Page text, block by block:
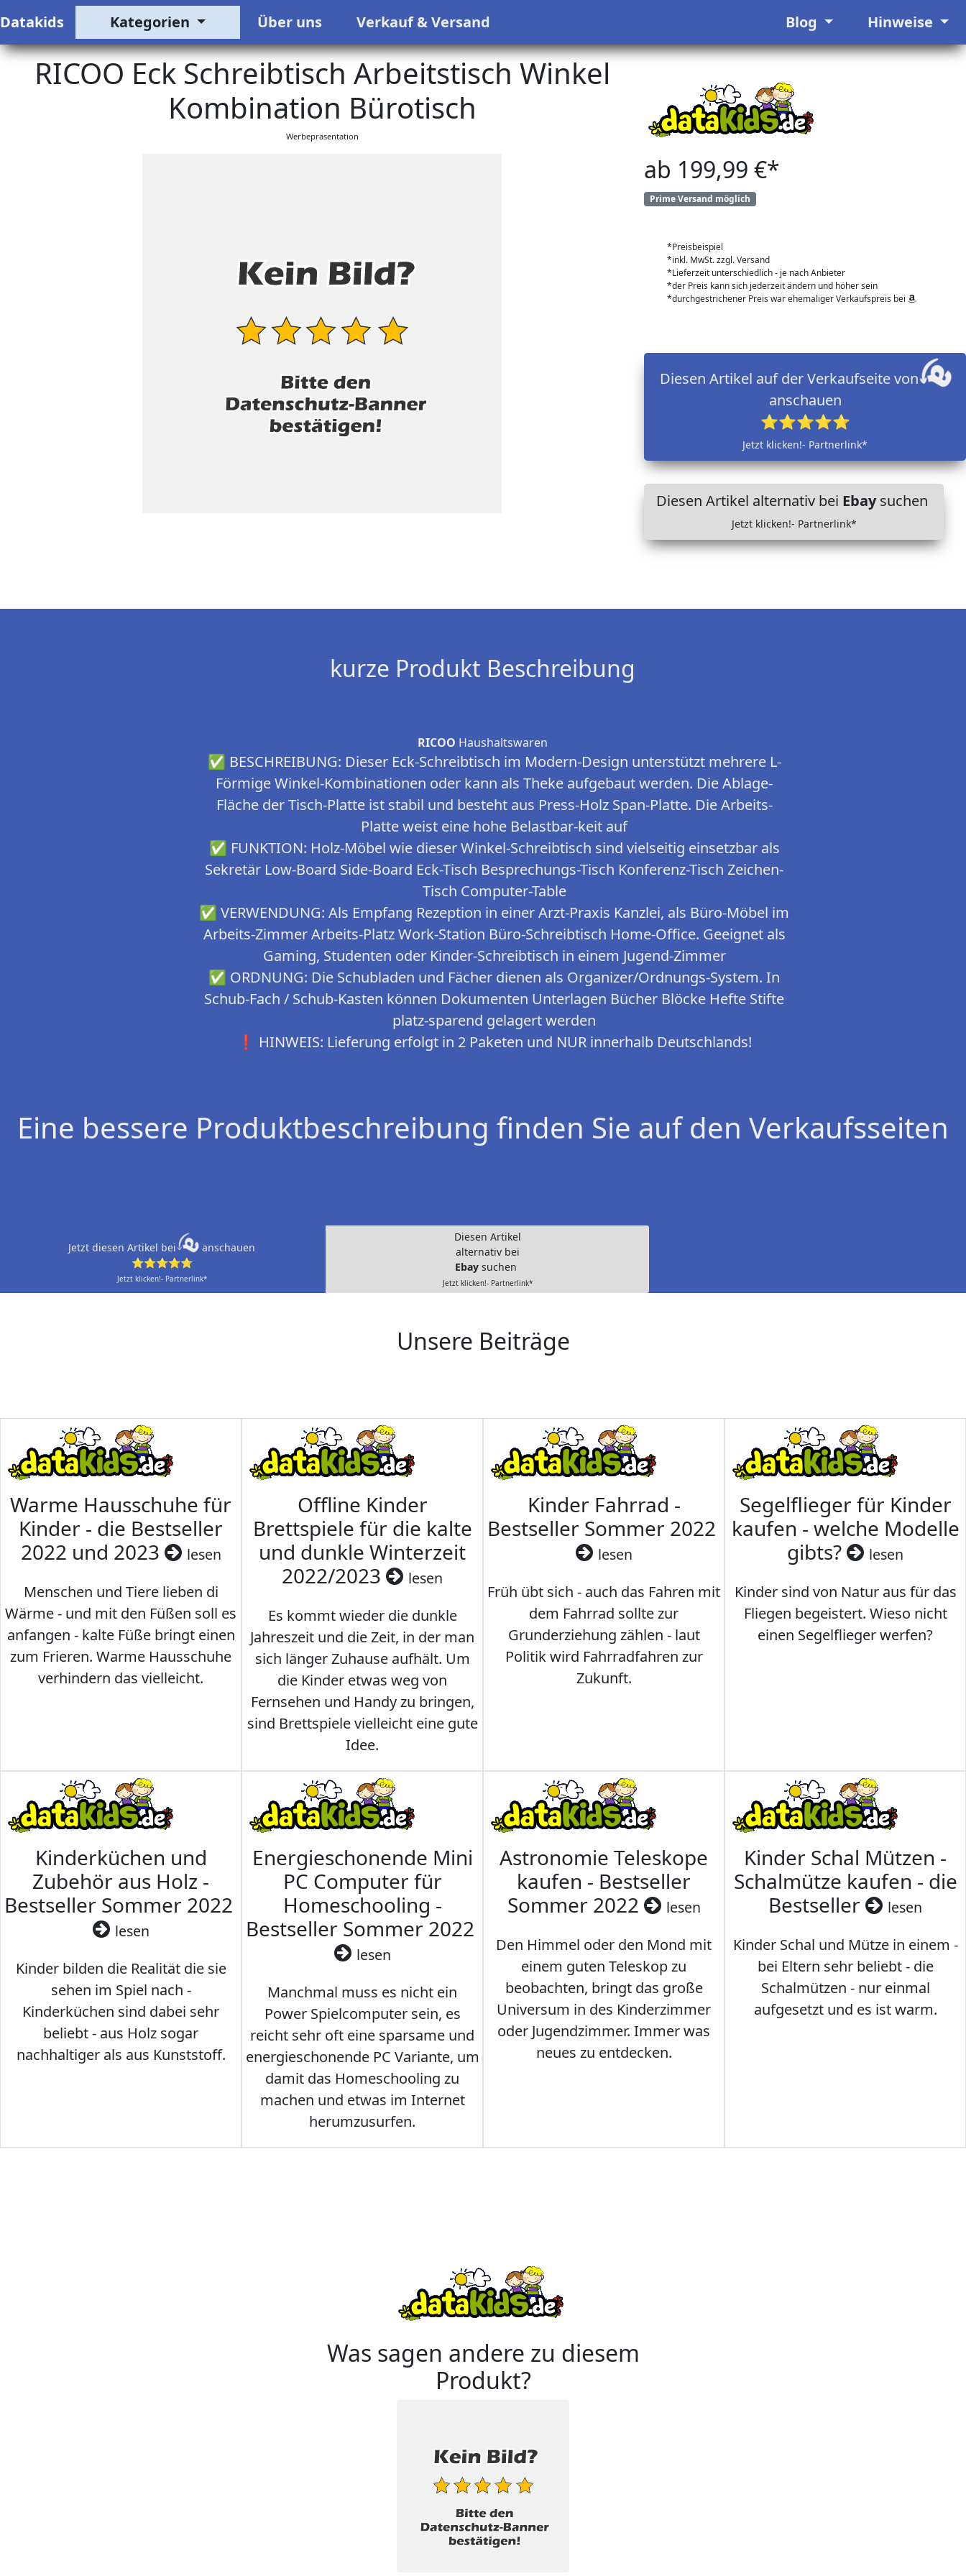
Datakids Kategorien Über uns Verkauf & Versand Blog Hinweise
RICOO Eck Schreibtisch Arbeitstisch Winkel
Kombination Bürotisch
Werbepräsentation
ab 199,99 €*
Prime Versand möglich
*Preisbeispiel
*inkl. MwSt. zzgl. Versand
*Lieferzeit unterschiedlich - je nach Anbieter
*der Preis kann sich jederzeit ändern und höher sein
*durchgestrichener Preis war ehemaliger Verkaufspreis bei
Diesen Artikel auf der Verkaufseite von
anschauen
⭐⭐⭐⭐⭐
Jetzt klicken!- Partnerlink*
Diesen Artikel alternativ bei Ebaysuchen
Jetzt klicken!- Partnerlink*
kurze Produkt Beschreibung
RICOO Haushaltswaren
✅ BESCHREIBUNG: Dieser Eck-Schreibtisch im Modern-Design unterstützt mehrere L-
Förmige Winkel-Kombinationen oder kann als Theke aufgebaut werden. Die Ablage-
Fläche der Tisch-Platte ist stabil und besteht aus Press-Holz Span-Platte. Die Arbeits-
Platte weist eine hohe Belastbar-keit auf
✅ FUNKTION: Holz-Möbel wie dieser Winkel-Schreibtisch sind vielseitig einsetzbar als
Sekretär Low-Board Side-Board Eck-Tisch Besprechungs-Tisch Konferenz-Tisch Zeichen-
Tisch Computer-Table
✅ VERWENDUNG: Als Empfang Rezeption in einer Arzt-Praxis Kanzlei, als Büro-Möbel im
Arbeits-Zimmer Arbeits-Platz Work-Station Büro-Schreibtisch Home-Office. Geeignet als
Gaming, Studenten oder Kinder-Schreibtisch in einem Jugend-Zimmer
✅ ORDNUNG: Die Schubladen und Fächer dienen als Organizer/Ordnungs-System. In
Schub-Fach / Schub-Kasten können Dokumenten Unterlagen Bücher Blöcke Hefte Stifte
platz-sparend gelagert werden
❗ HINWEIS: Lieferung erfolgt in 2 Paketen und NUR innerhalb Deutschlands!
Eine bessere Produktbeschreibung finden Sie auf den Verkaufsseiten
Jetzt diesen Artikel bei
anschauen
⭐⭐⭐⭐⭐
Jetzt klicken!- Partnerlink*
Diesen Artikel
alternativ bei
Ebay suchen
Jetzt klicken!- Partnerlink*
Unsere Beiträge
Warme Hausschuhe für
Kinder - die Bestseller
2022 und 2023
lesen
Menschen und Tiere lieben di
Wärme - und mit den Füßen soll es
anfangen - kalte Füße bringt einen
zum Frieren. Warme Hausschuhe
verhindern das vielleicht.
Offline Kinder
Brettspiele für die kalte
und dunkle Winterzeit
2022/2023
lesen
Es kommt wieder die dunkle
Jahreszeit und die Zeit, in der man
sich länger Zuhause aufhält. Um
die Kinder etwas weg von
Fernsehen und Handy zu bringen,
sind Brettspiele vielleicht eine gute
Idee.
Kinder Fahrrad -
Bestseller Sommer 2022
lesen
Früh übt sich - auch das Fahren mit
dem Fahrrad sollte zur
Grunderziehung zählen - laut
Politik wird Fahrradfahren zur
Zukunft.
Segelflieger für Kinder
kaufen - welche Modelle
gibts?
lesen
Kinder sind von Natur aus für das
Fliegen begeistert. Wieso nicht
einen Segelflieger werfen?
Kinderküchen und
Zubehör aus Holz -
Bestseller Sommer 2022
lesen
Kinder bilden die Realität die sie
sehen im Spiel nach -
Kinderküchen sind dabei sehr
beliebt - aus Holz sogar
nachhaltiger als aus Kunststoff.
Energieschonende Mini
PC Computer für
Homeschooling -
Bestseller Sommer 2022
lesen
Manchmal muss es nicht ein
Power Spielcomputer sein, es
reicht sehr oft eine sparsame und
energieschonende PC Variante, um
damit das Homeschooling zu
machen und etwas im Internet
herumzusurfen.
Astronomie Teleskope
kaufen - Bestseller
Sommer 2022
lesen
Den Himmel oder den Mond mit
einem guten Teleskop zu
beobachten, bringt das große
Universum in des Kinderzimmer
oder Jugendzimmer. Immer was
neues zu entdecken.
Kinder Schal Mützen -
Schalmütze kaufen - die
Bestseller
lesen
Kinder Schal und Mütze in einem -
bei Eltern sehr beliebt - die
Schalmützen - nur einmal
aufgesetzt und es ist warm.
Was sagen andere zu diesem
Produkt?